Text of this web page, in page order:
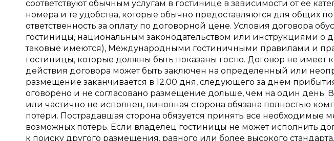
соответствуют обычным услугам в гостинице в зависимости от ее
номера и те удобства, которые обычно предоставляются для общих
ответственность за оплату по договорной цене. Условия договора
гостиницы, национальным законодательством или инструкциями о
таковые имеются), Международными гостиничными правилами и
гостиницы, которые должны быть показаны гостю. Договор не имеет
действия договора может быть заключен на определенный или
размещение заканчивается в 12.00 дня, следующего за днем
оговорено и не согласовано размещение дольше, чем на один день.
или частично не исполнен, виновная сторона обязана полностью
потери. Пострадавшая сторона обязуется принять все
возможных потерь. Если владелец гостиницы не может исполнить
к поиску другого размещения, равного или более высокого